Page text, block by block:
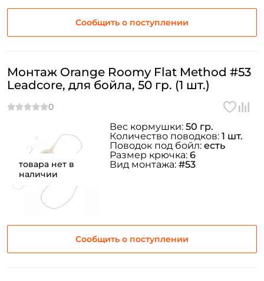
Сообщить о поступлении
товара нет в
наличии
Монтаж Orange Roomy Flat Method #53
Leadcore, для бойла, 50 гр. (1 шт.)
Сообщить о поступлении
Вес кормушки: 50 гр.
Количество поводков: 1 шт.
Поводок под бойл: есть
Размер крючка: 6
Вид монтажа: #53